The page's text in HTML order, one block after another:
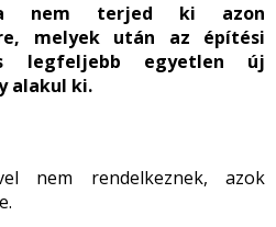
nem terjed ki azon
melyek után az építési
legfeljebb egyetlen új
alakul ki.
nem rendelkeznek, azok